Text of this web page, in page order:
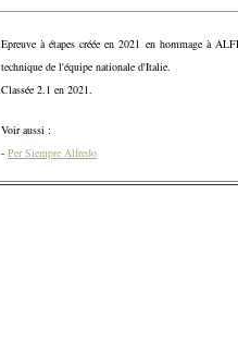
Epreuve à étapes créée en 2021 en hommage à
technique de l'équipe nationale d'Italie.
Classée 2.1 en 2021.
Voir aussi :
- Per Siempre Alfredo